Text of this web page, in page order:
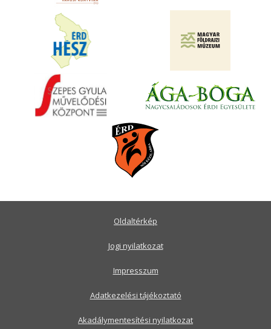
Oldaltérkép
Jogi nyilatkozat
Impresszum
Adatkezelési tájékoztató
Akadálymentesítési nyilatkozat